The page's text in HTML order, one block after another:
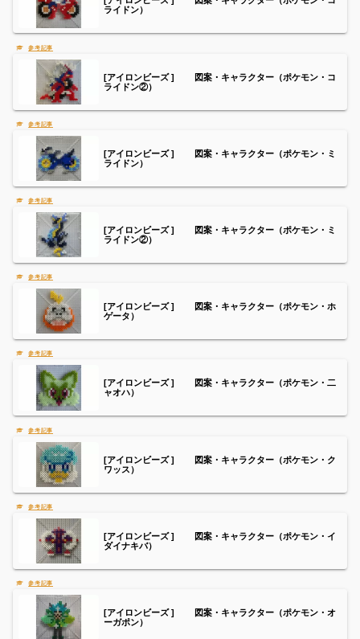
ライドン）
[アイロンビーズ ] 図案・キャラクター（ポケモン・コ
ライドン②）
[アイロンビーズ ] 図案・キャラクター（ポケモン・ミ
ライドン）
[アイロンビーズ ] 図案・キャラクター（ポケモン・ミ
ライドン②）
[アイロンビーズ ] 図案・キャラクター（ポケモン・ホ
ゲータ）
[アイロンビーズ ] 図案・キャラクター（ポケモン・二
ャオハ）
[アイロンビーズ ] 図案・キャラクター（ポケモン・ク
ワッス）
[アイロンビーズ ] 図案・キャラクター（ポケモン・イ
ダイナキバ）
[アイロンビーズ ] 図案・キャラクター（ポケモン・オ
ーガポン）